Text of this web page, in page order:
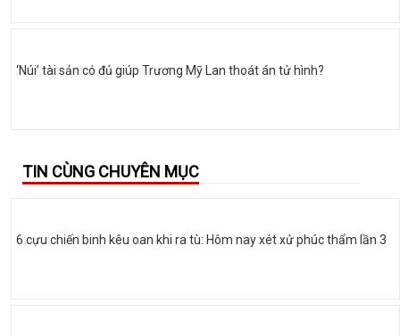
‘Núi’ tài sản có đủ giúp Trương Mỹ Lan thoát án tử hình?
TIN CÙNG CHUYÊN MỤC
6 cựu chiến binh kêu oan khi ra tù: Hôm nay xét xử phúc thẩm lần 3